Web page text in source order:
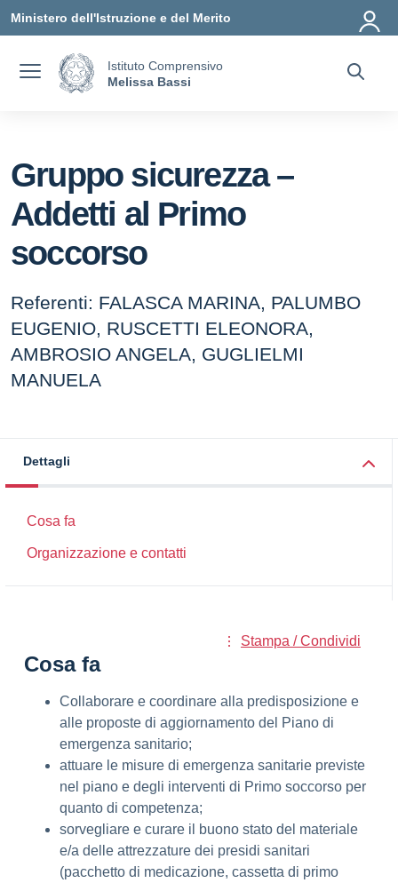
Ministero dell'Istruzione e del Merito
Istituto Comprensivo
Melissa Bassi
Gruppo sicurezza –
Addetti al Primo
soccorso
Referenti: FALASCA MARINA, PALUMBO
EUGENIO, RUSCETTI ELEONORA,
AMBROSIO ANGELA, GUGLIELMI
MANUELA
Dettagli
Cosa fa
Organizzazione e contatti
Stampa / Condividi
Cosa fa
Collaborare e coordinare alla predisposizione e
alle proposte di aggiornamento del Piano di
emergenza sanitario;
attuare le misure di emergenza sanitarie previste
nel piano e degli interventi di Primo soccorso per
quanto di competenza;
sorvegliare e curare il buono stato del materiale
e/a delle attrezzature dei presidi sanitari
(pacchetto di medicazione, cassetta di primo